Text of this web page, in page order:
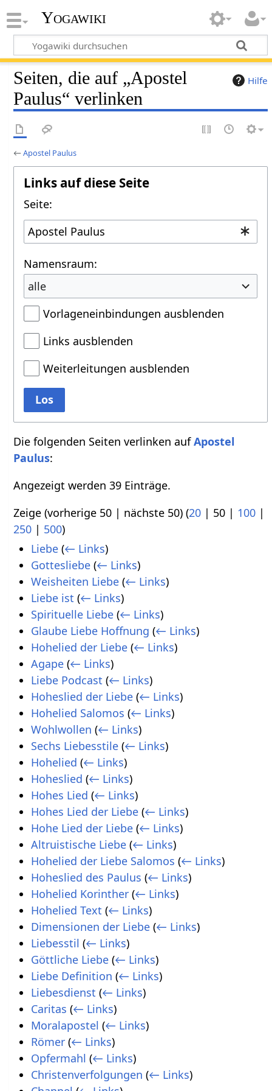
Yogawiki
Hilfe
Seiten, die auf „Apostel
Paulus“ verlinken
←Apostel Paulus
Links auf diese Seite
Seite:
Namensraum:
alle
Vorlageneinbindungen ausblenden
Links ausblenden
Weiterleitungen ausblenden
Los
Die folgenden Seiten verlinken aufApostel
Paulus:
Angezeigt werden 39 Einträge.
Zeige (vorherige 50 | nächste 50) (20 | 50 | 100 |
250 | 500)
Liebe (← Links)
Gottesliebe (← Links)
Weisheiten Liebe (← Links)
Liebe ist (← Links)
Spirituelle Liebe (← Links)
Glaube Liebe Hoffnung (← Links)
Hohelied der Liebe (← Links)
Agape (← Links)
Liebe Podcast (← Links)
Hoheslied der Liebe (← Links)
Hohelied Salomos (← Links)
Wohlwollen (← Links)
Sechs Liebesstile (← Links)
Hohelied (← Links)
Hoheslied (← Links)
Hohes Lied (← Links)
Hohes Lied der Liebe (← Links)
Hohe Lied der Liebe (← Links)
Altruistische Liebe (← Links)
Hohelied der Liebe Salomos (← Links)
Hoheslied des Paulus (← Links)
Hohelied Korinther (← Links)
Hohelied Text (← Links)
Dimensionen der Liebe (← Links)
Liebesstil (← Links)
Göttliche Liebe (← Links)
Liebe Definition (← Links)
Liebesdienst (← Links)
Caritas (← Links)
Moralapostel (← Links)
Römer (← Links)
Opfermahl (← Links)
Christenverfolgungen (← Links)